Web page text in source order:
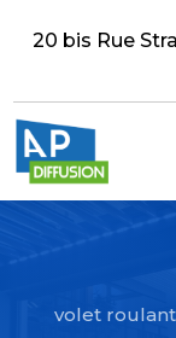
20 bis Rue
volet